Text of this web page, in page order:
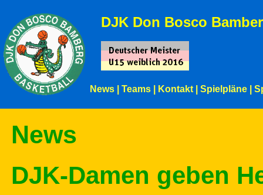
DJK Don Bosco
News Teams Kontakt Spielpläne
News
DJK-Damen geben